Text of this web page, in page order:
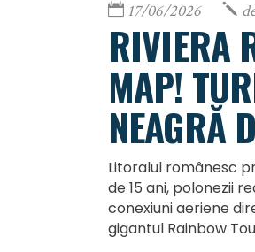
17/06/2026
RIVIERA
MAP!
NEAGRĂ
Litoralul românesc
de 15 ani, polonezii
conexiuni aeriene
gigantul Rainbow